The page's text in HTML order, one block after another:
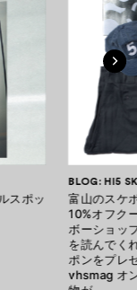
スポッ
BLOG: HI5
富山のスケ
10%オフク
ボーショッ
を読んでく
ポンをプレ
vhsmag オ